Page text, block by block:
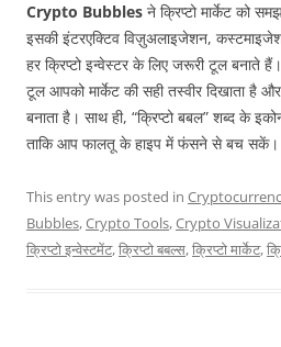
Crypto Bubbles ने क्रिप्टो मार्केट को
इसकी इंटरएक्टिव विज़ुअलाइजेशन,
हर क्रिप्टो इन्वेस्टर के लिए जरूरी टूल बनाते
टूल आपको मार्केट की सही तस्वीर दिखाता है
बनाता है। साथ ही, “क्रिप्टो बबल” शब्द के
ताकि आप फालतू के हाइप में फंसने से बच सकें।
This entry was posted in
Bubbles,Crypto Tools,Crypto
क्रिप्टो इन्वेस्टमेंट,क्रिप्टो बबल्स,क्रिप्टो मार्केट,